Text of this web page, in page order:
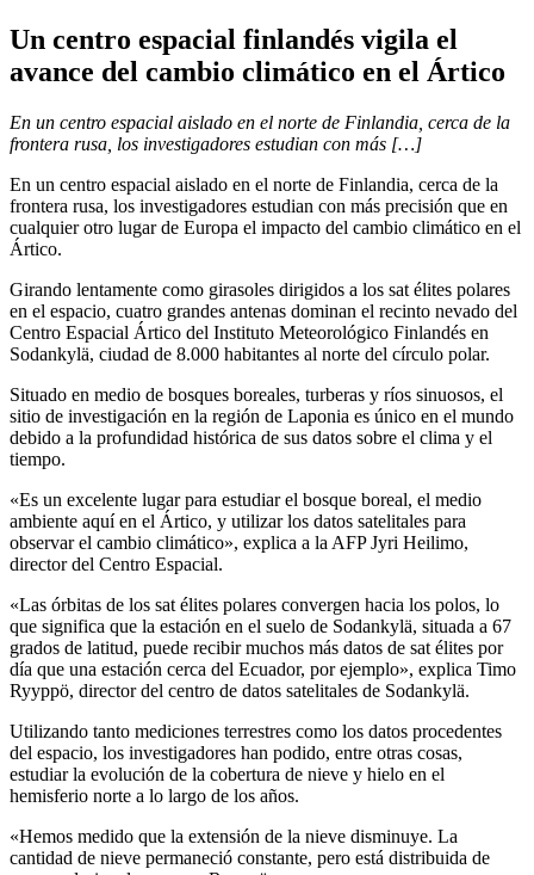
Un centro espacial finlandés vigila el
avance del cambio climático en el Ártico
En un centro espacial aislado en el norte de Finlandia, cerca de la
frontera rusa, los investigadores estudian con más […]
En un centro espacial aislado en el norte de Finlandia, cerca de la
frontera rusa, los investigadores estudian con más precisión que en
cualquier otro lugar de Europa el impacto del cambio climático en el
Ártico.
Girando lentamente como girasoles dirigidos a los sat élites polares
en el espacio, cuatro grandes antenas dominan el recinto nevado del
Centro Espacial Ártico del Instituto Meteorológico Finlandés en
Sodankylä, ciudad de 8.000 habitantes al norte del círculo polar.
Situado en medio de bosques boreales, turberas y ríos sinuosos, el
sitio de investigación en la región de Laponia es único en el mundo
debido a la profundidad histórica de sus datos sobre el clima y el
tiempo.
«Es un excelente lugar para estudiar el bosque boreal, el medio
ambiente aquí en el Ártico, y utilizar los datos satelitales para
observar el cambio climático», explica a la AFP Jyri Heilimo,
director del Centro Espacial.
«Las órbitas de los sat élites polares convergen hacia los polos, lo
que significa que la estación en el suelo de Sodankylä, situada a 67
grados de latitud, puede recibir muchos más datos de sat élites por
día que una estación cerca del Ecuador, por ejemplo», explica Timo
Ryyppö, director del centro de datos satelitales de Sodankylä.
Utilizando tanto mediciones terrestres como los datos procedentes
del espacio, los investigadores han podido, entre otras cosas,
estudiar la evolución de la cobertura de nieve y hielo en el
hemisferio norte a lo largo de los años.
«Hemos medido que la extensión de la nieve disminuye. La
cantidad de nieve permaneció constante, pero está distribuida de